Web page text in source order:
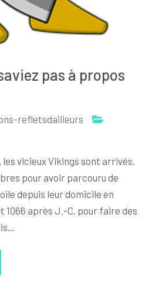
pas à propos
refletsdailleurs
vicieux Vikings sont arrivés.
pour avoir parcouru de
depuis leur domicile en
1066 après J.-C. pour faire des